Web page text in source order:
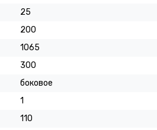
25
200
1065
300
боковое
1
110